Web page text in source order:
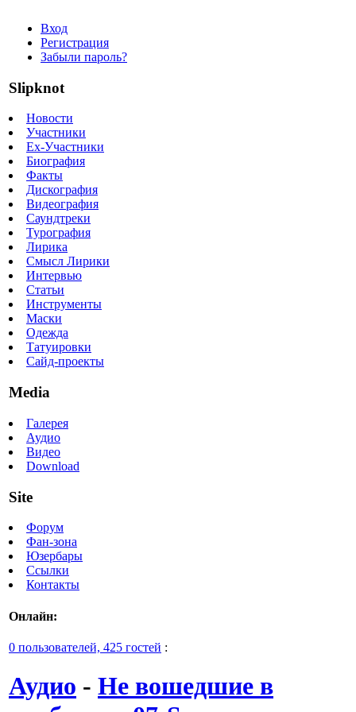
Вход
Регистрация
Забыли пароль?
Slipknot
Новости
Участники
Ex-Участники
Биография
Факты
Дискография
Видеография
Саундтреки
Турография
Лирика
Смысл Лирики
Интервью
Статьи
Инструменты
Маски
Одежда
Татуировки
Сайд-проекты
Media
Галерея
Аудио
Видео
Download
Site
Форум
Фан-зона
Юзербары
Ссылки
Контакты
Онлайн:
0 пользователей, 425 гостей :
Аудио - Не вошедшие в